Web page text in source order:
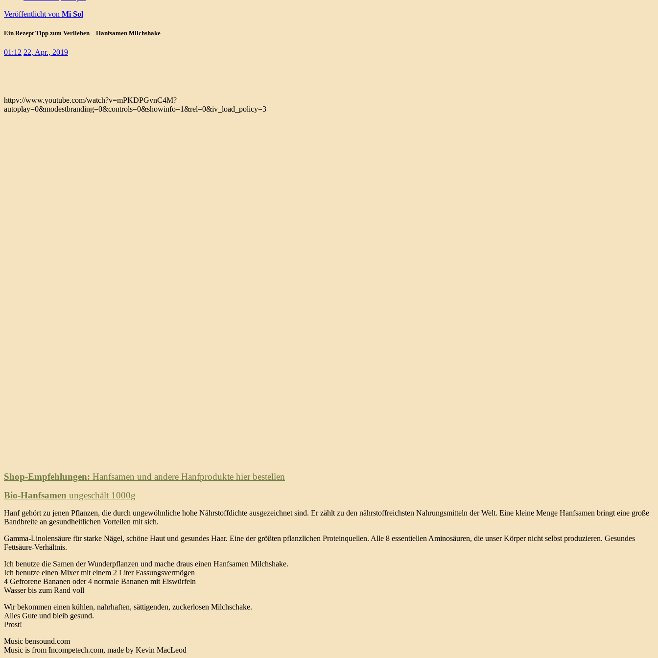
Veröffentlicht von Mi Sol
Ein Rezept Tipp zum Verlieben – Hanfsamen Milchshake
01:12 22, Apr., 2019
httpv://www.youtube.com/watch?v=mPKDPGvnC4M?
autoplay=0&modestbranding=0&controls=0&showinfo=1&rel=0&iv_load_policy=3
Shop-Empfehlungen: Hanfsamen und andere Hanfprodukte hier bestellen
Bio-Hanfsamen ungeschält 1000g
Hanf gehört zu jenen Pflanzen, die durch ungewöhnliche hohe Nährstoffdichte ausgezeichnet sind. Er zählt zu den nährstoffreichsten Nahrungsmitteln der Welt. Eine kleine Menge Hanfsamen bringt eine große
Bandbreite an gesundheitlichen Vorteilen mit sich.
Gamma-Linolensäure für starke Nägel, schöne Haut und gesundes Haar. Eine der größten pflanzlichen Proteinquellen. Alle 8 essentiellen Aminosäuren, die unser Körper nicht selbst produzieren. Gesundes
Fettsäure-Verhältnis.
Ich benutze die Samen der Wunderpflanzen und mache draus einen Hanfsamen Milchshake.
Ich benutze einen Mixer mit einem 2 Liter Fassungsvermögen
4 Gefrorene Bananen oder 4 normale Bananen mit Eiswürfeln
Wasser bis zum Rand voll
Wir bekommen einen kühlen, nahrhaften, sättigenden, zuckerlosen Milchschake.
Alles Gute und bleib gesund.
Prost!
Music bensound.com
Music is from Incompetech.com, made by Kevin MacLeod